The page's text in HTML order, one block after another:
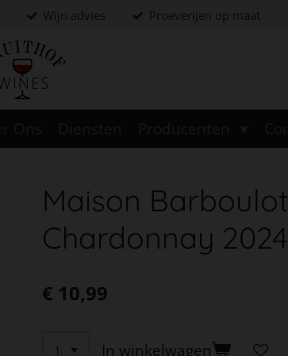
Wijn advies Proeverijen op maat
Maison Barboulot
Chardonnay 2024
€ 10,99
In winkelwagen